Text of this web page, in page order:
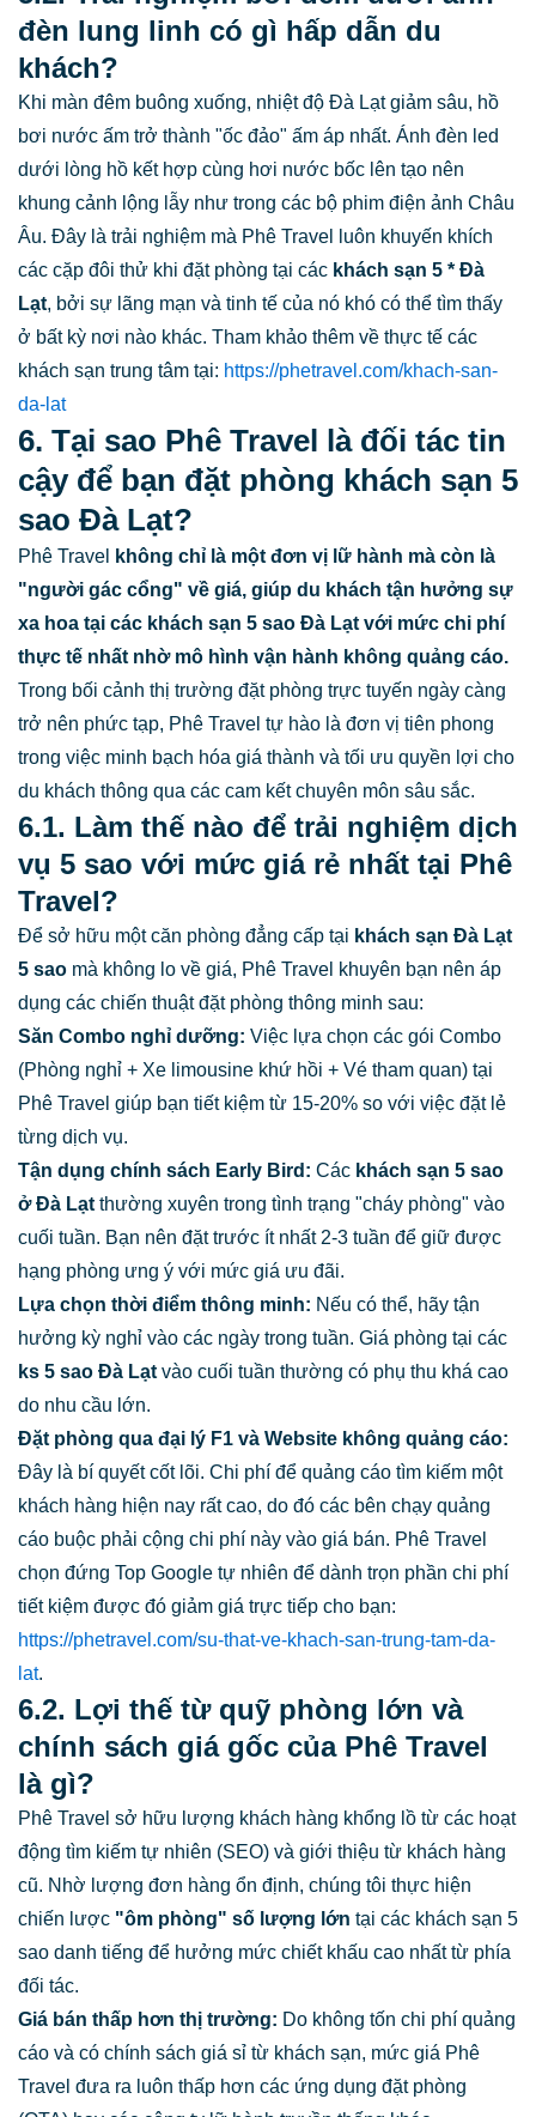
đèn lung linh có gì hấp dẫn du
khách?
Khi màn đêm buông xuống, nhiệt độ Đà Lạt giảm sâu, hồ
bơi nước ấm trở thành "ốc đảo" ấm áp nhất. Ánh đèn led
dưới lòng hồ kết hợp cùng hơi nước bốc lên tạo nên
khung cảnh lộng lẫy như trong các bộ phim điện ảnh Châu
Âu. Đây là trải nghiệm mà Phê Travel luôn khuyến khích
các cặp đôi thử khi đặt phòng tại các khách sạn 5 * Đà
Lạt, bởi sự lãng mạn và tinh tế của nó khó có thể tìm thấy
ở bất kỳ nơi nào khác. Tham khảo thêm về thực tế các
khách sạn trung tâm tại: https://phetravel.com/khach-san-
da-lat
6. Tại sao Phê Travel là đối tác tin
cậy để bạn đặt phòng khách sạn 5
sao Đà Lạt?
Phê Travel
không chỉ là một đơn vị lữ hành mà còn là
"người gác cổng" về giá, giúp du khách tận hưởng sự
xa hoa tại các khách sạn 5 sao Đà Lạt với mức chi phí
thực tế nhất nhờ mô hình vận hành không quảng cáo.
Trong bối cảnh thị trường đặt phòng trực tuyến ngày càng
trở nên phức tạp, Phê Travel tự hào là đơn vị tiên phong
trong việc minh bạch hóa giá thành và tối ưu quyền lợi cho
du khách thông qua các cam kết chuyên môn sâu sắc.
6.1. Làm thế nào để trải nghiệm dịch
vụ 5 sao với mức giá rẻ nhất tại Phê
Travel?
Để sở hữu một căn phòng đẳng cấp tại khách sạn Đà Lạt
5 sao mà không lo về giá, Phê Travel khuyên bạn nên áp
dụng các chiến thuật đặt phòng thông minh sau:
Săn Combo nghỉ dưỡng: Việc lựa chọn các gói Combo
(Phòng nghỉ + Xe limousine khứ hồi + Vé tham quan) tại
Phê Travel giúp bạn tiết kiệm từ 15-20% so với việc đặt lẻ
từng dịch vụ.
Tận dụng chính sách Early Bird: Các khách sạn 5 sao
ở Đà Lạt thường xuyên trong tình trạng "cháy phòng" vào
cuối tuần. Bạn nên đặt trước ít nhất 2-3 tuần để giữ được
hạng phòng ưng ý với mức giá ưu đãi.
Lựa chọn thời điểm thông minh: Nếu có thể, hãy tận
hưởng kỳ nghỉ vào các ngày trong tuần. Giá phòng tại các
ks 5 sao Đà Lạt vào cuối tuần thường có phụ thu khá cao
do nhu cầu lớn.
Đặt phòng qua đại lý F1 và Website không quảng cáo:
Đây là bí quyết cốt lõi. Chi phí để quảng cáo tìm kiếm một
khách hàng hiện nay rất cao, do đó các bên chạy quảng
cáo buộc phải cộng chi phí này vào giá bán. Phê Travel
chọn đứng Top Google tự nhiên để dành trọn phần chi phí
tiết kiệm được đó giảm giá trực tiếp cho bạn:
https://phetravel.com/su-that-ve-khach-san-trung-tam-da-
lat.
6.2. Lợi thế từ quỹ phòng lớn và
chính sách giá gốc của Phê Travel
là gì?
Phê Travel sở hữu lượng khách hàng khổng lồ từ các hoạt
động tìm kiếm tự nhiên (SEO) và giới thiệu từ khách hàng
cũ. Nhờ lượng đơn hàng ổn định, chúng tôi thực hiện
chiến lược "ôm phòng" số lượng lớn tại các khách sạn 5
sao danh tiếng để hưởng mức chiết khấu cao nhất từ phía
đối tác.
Giá bán thấp hơn thị trường: Do không tốn chi phí quảng
cáo và có chính sách giá sỉ từ khách sạn, mức giá Phê
Travel đưa ra luôn thấp hơn các ứng dụng đặt phòng